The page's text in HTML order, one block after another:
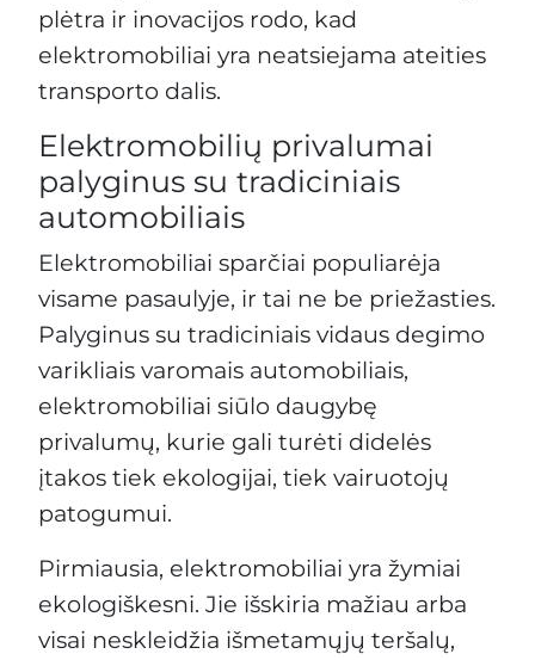
plėtra ir inovacijos rodo, kad
elektromobiliai yra neatsiejama ateities
transporto dalis.
Elektromobilių privalumai
palyginus su tradiciniais
automobiliais
Elektromobiliai sparčiai populiarėja
visame pasaulyje, ir tai ne be priežasties.
Palyginus su tradiciniais vidaus degimo
varikliais varomais automobiliais,
elektromobiliai siūlo daugybę
privalumų, kurie gali turėti didelės
įtakos tiek ekologijai, tiek vairuotojų
patogumui.
Pirmiausia, elektromobiliai yra žymiai
ekologiškesni. Jie išskiria mažiau arba
visai neskleidžia išmetamųjų teršalų,